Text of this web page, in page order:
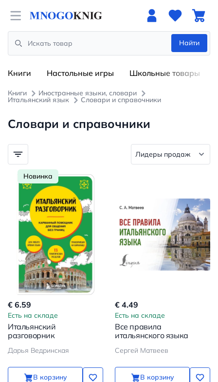
Open menu
Search
Найти
Книги Настольные игры Школьные товары
Книги Иностранные языки, словари
Итальянский язык Словари и справочники
Словари и справочники
Новинка
€ 6.59
Есть на складе
Итальянский
разговорник
Дарья Ведринская
В корзину
€ 4.49
Есть на складе
Все правила
итальянского языка
Сергей Матвеев
В корзину